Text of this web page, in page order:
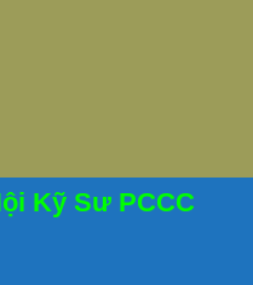
Kỹ Sư PCCC